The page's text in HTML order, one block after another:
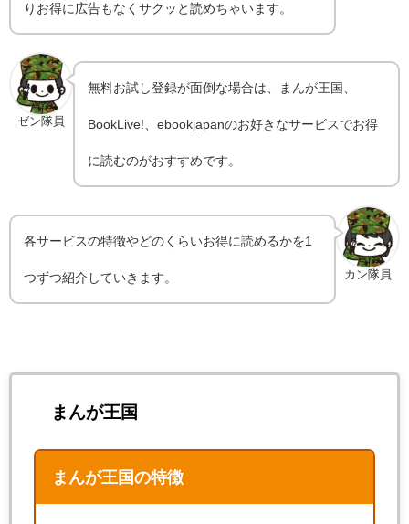
りお得に広告もなくサクッと読めちゃいます。
ゼン隊員
無料お試し登録が面倒な場合は、まんが王国、
BookLive!、ebookjapanのお好きなサービスでお得
に読むのがおすすめです。
カン隊員
各サービスの特徴やどのくらいお得に読めるかを1
つずつ紹介していきます。
まんが王国
まんが王国の特徴